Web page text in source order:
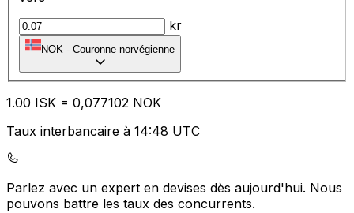
kr
NOK - Couronne norvégienne
1.00 ISK = 0,077102 NOK
Taux interbancaire à 14:48 UTC
Parlez avec un expert en devises dès aujourd'hui. Nous
pouvons battre les taux des concurrents.